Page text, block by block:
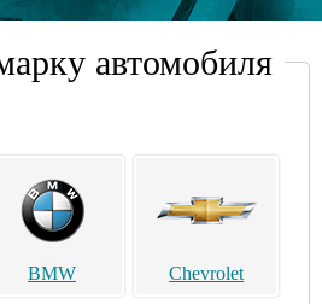
автомобиля
BMW Chevrolet